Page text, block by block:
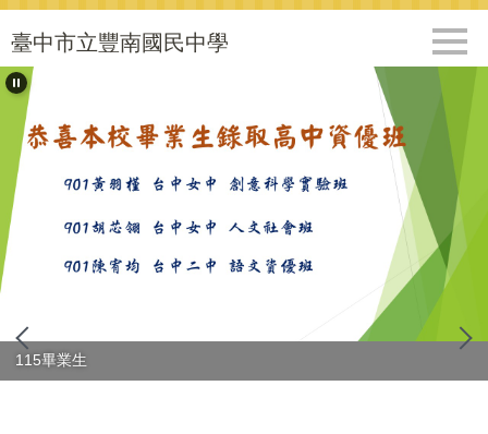
跳
到
主
要
容
區
臺中市立豐南國民中學
115畢業生